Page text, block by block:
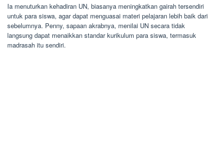
Ia menuturkan kehadiran UN, biasanya meningkatkan gairah tersendiri
untuk para siswa, agar dapat menguasai materi pelajaran lebih baik dari
sebelumnya. Penny, sapaan akrabnya, menilai UN secara tidak
langsung dapat menaikkan standar kurikulum para siswa, termasuk
madrasah itu sendiri.